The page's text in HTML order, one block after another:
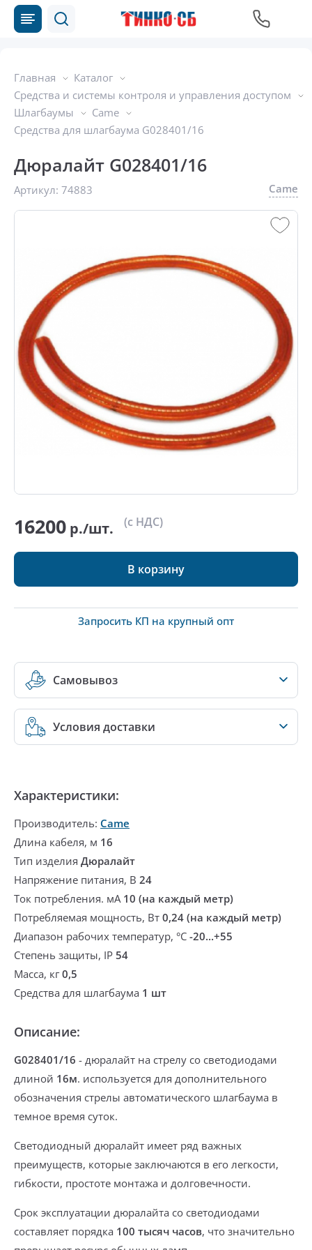
Главная
Каталог
Средства и системы контроля и управления доступом
Шлагбаумы
Came
Средства для шлагбаума G028401/16
Дюралайт G028401/16
Артикул: 74883 Came
16200 р./шт. (с НДС)
В корзину
Запросить КП на крупный опт
Самовывоз
Условия доставки
Характеристики:
Производитель: Came
Длина кабеля, м 16
Тип изделия Дюралайт
Напряжение питания, В 24
Ток потребления. мА 10 (на каждый метр)
Потребляемая мощность, Вт 0,24 (на каждый метр)
Диапазон рабочих температур, °С -20...+55
Степень защиты, IP 54
Масса, кг0,5
Средства для шлагбаума 1 шт
Описание:
G028401/16 - дюралайт на стрелу со светодиодами
длиной 16м. используется для дополнительного
обозначения стрелы автоматического шлагбаума в
темное время суток.
Светодиодный дюралайт имеет ряд важных
преимуществ, которые заключаются в его легкости,
гибкости, простоте монтажа и долговечности.
Срок эксплуатации дюралайта со светодиодами
составляет порядка 100 тысяч часов, что значительно